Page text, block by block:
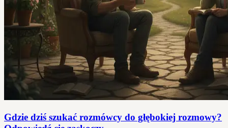
Gdzie dziś szukać rozmówcy do głębokiej rozmowy?